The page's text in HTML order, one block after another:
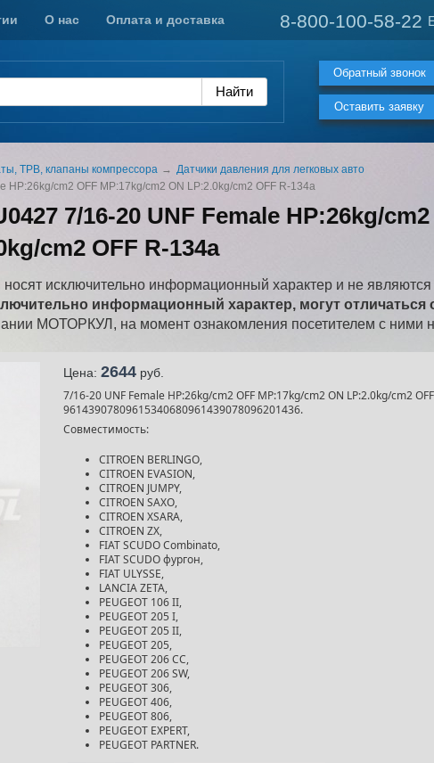
8-800-100-58-22
Обратный звонок
Оставить заявку
8-800-100-58-22
О нас Оплата и доставка
ТРВ, клапаны компрессора
Датчики давления для легковых авто
cm2 OFF MP:17kg/cm2 ON LP:2.0kg/cm2 OFF R-134a
7/16-20 UNF Female HP:26kg/cm2
cm2 OFF R-134a
исключительно информационный характер и не
информационный характер, могут отличаться
МОТОРКУЛ, на момент ознакомления посетителем с ними
Цена: 2644 pуб.
7/16-20 UNF Female HP:26kg/cm2 OFF MP:17kg/cm2 ON LP:2.0kg/cm2
96143907809615340680961439078096201436.
Совместимость:
CITROEN BERLINGO,
CITROEN EVASION,
CITROEN JUMPY,
CITROEN SAXO,
CITROEN XSARA,
CITROEN ZX,
FIAT SCUDO Combinato,
FIAT SCUDO фургон,
FIAT ULYSSE,
LANCIA ZETA,
PEUGEOT 106 II,
PEUGEOT 205 I,
PEUGEOT 205 II,
PEUGEOT 205,
PEUGEOT 206 CC,
PEUGEOT 206 SW,
PEUGEOT 306,
PEUGEOT 406,
PEUGEOT 806,
PEUGEOT EXPERT,
PEUGEOT PARTNER.